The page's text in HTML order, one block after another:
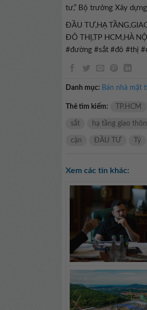
tư,” Bộ trưởng Xây
ĐẦU TƯ,HẠ
ĐÔ THỊ,TP HCM,HÀ
#đường #sắt #đô #thị
Danh mục: Bán nhà mặt
Thẻ tìm kiếm: TP.HCM
sắt hạ tầng giao
cận ĐẦU TƯ Tỷ
Xem các tin khác: